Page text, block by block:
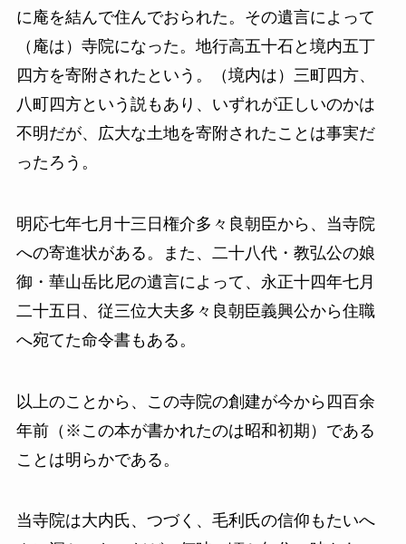
に庵を結んで住んでおられた。その遺言によって
（庵は）寺院になった。地行高五十石と境内五丁
四方を寄附されたという。（境内は）三町四方、
八町四方という説もあり、いずれが正しいのかは
不明だが、広大な土地を寄附されたことは事実だ
ったろう。
明応七年七月十三日権介多々良朝臣から、当寺院
への寄進状がある。また、二十八代・教弘公の娘
御・華山岳比尼の遺言によって、永正十四年七月
二十五日、従三位大夫多々良朝臣義興公から住職
へ宛てた命令書もある。
以上のことから、この寺院の創建が今から四百余
年前（※この本が書かれたのは昭和初期）である
ことは明らかである。
当寺院は大内氏、つづく、毛利氏の信仰もたいへ